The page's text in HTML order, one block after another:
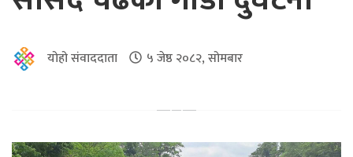
योहो संवाददाता ५ जेष्ठ २०८२, सोमबार